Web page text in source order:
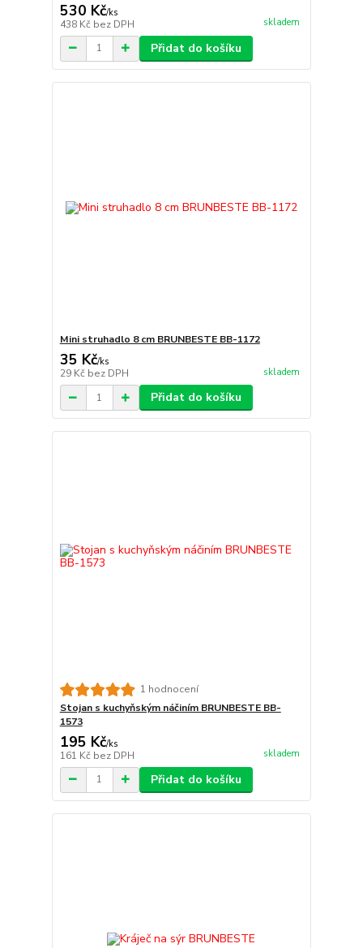
530 Kč/ks
438 Kč bez DPH skladem
Přidat do košíku
Mini struhadlo 8 cm BRUNBESTE BB-1172
35 Kč/ks
29 Kč bez DPH skladem
Přidat do košíku
1 hodnocení
Stojan s kuchyňským náčiním BRUNBESTE BB-
1573
195 Kč/ks
161 Kč bez DPH skladem
Přidat do košíku